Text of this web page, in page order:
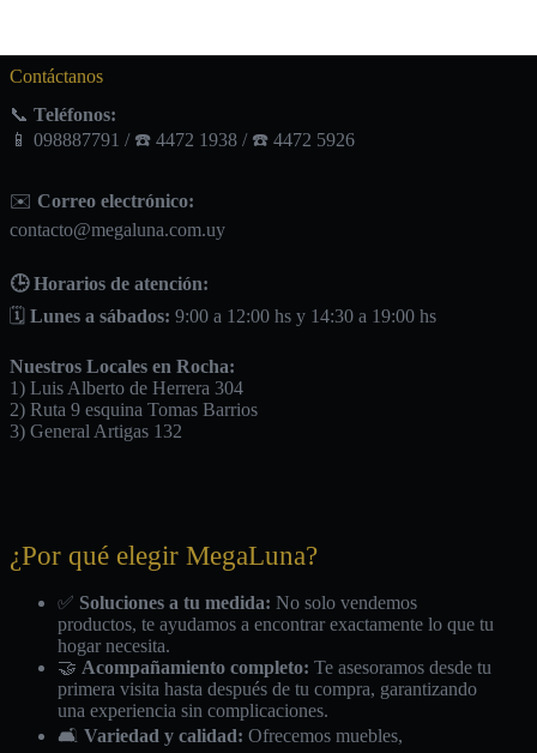
Contáctanos
📞 Teléfonos:
📱 098887791 / ☎️ 4472 1938 / ☎️ 4472 5926
✉️ Correo electrónico:
contacto@megaluna.com.uy
🕒 Horarios de atención:
🗓️ Lunes a sábados: 9:00 a 12:00 hs y 14:30 a 19:00 hs
Nuestros Locales en Rocha:
1) Luis Alberto de Herrera 304
2) Ruta 9 esquina Tomas Barrios
3) General Artigas 132
¿Por qué elegir MegaLuna?
✅ Soluciones a tu medida: No solo vendemos
productos, te ayudamos a encontrar exactamente lo que tu
hogar necesita.
🤝 Acompañamiento completo: Te asesoramos desde tu
primera visita hasta después de tu compra, garantizando
una experiencia sin complicaciones.
🛋️ Variedad y calidad: Ofrecemos muebles,